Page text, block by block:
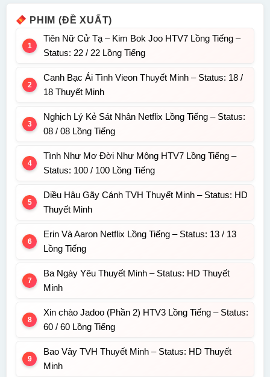
PHIM (ĐỀ XUẤT)
Tiên Nữ Cử Tạ – Kim Bok Joo HTV7 Lồng Tiếng –
Status: 22 / 22 Lồng Tiếng
Canh Bạc Ái Tình Vieon Thuyết Minh – Status: 18 /
18 Thuyết Minh
Nghịch Lý Kẻ Sát Nhân Netflix Lồng Tiếng – Status:
08 / 08 Lồng Tiếng
Tình Như Mơ Đời Như Mộng HTV7 Lồng Tiếng –
Status: 100 / 100 Lồng Tiếng
Diều Hâu Gãy Cánh TVH Thuyết Minh – Status: HD
Thuyết Minh
Erin Và Aaron Netflix Lồng Tiếng – Status: 13 / 13
Lồng Tiếng
Ba Ngày Yêu Thuyết Minh – Status: HD Thuyết
Minh
Xin chào Jadoo (Phần 2) HTV3 Lồng Tiếng – Status:
60 / 60 Lồng Tiếng
Bao Vây TVH Thuyết Minh – Status: HD Thuyết
Minh